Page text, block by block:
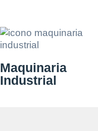
Maquinaria
Industrial